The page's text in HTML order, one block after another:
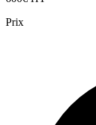
Prix